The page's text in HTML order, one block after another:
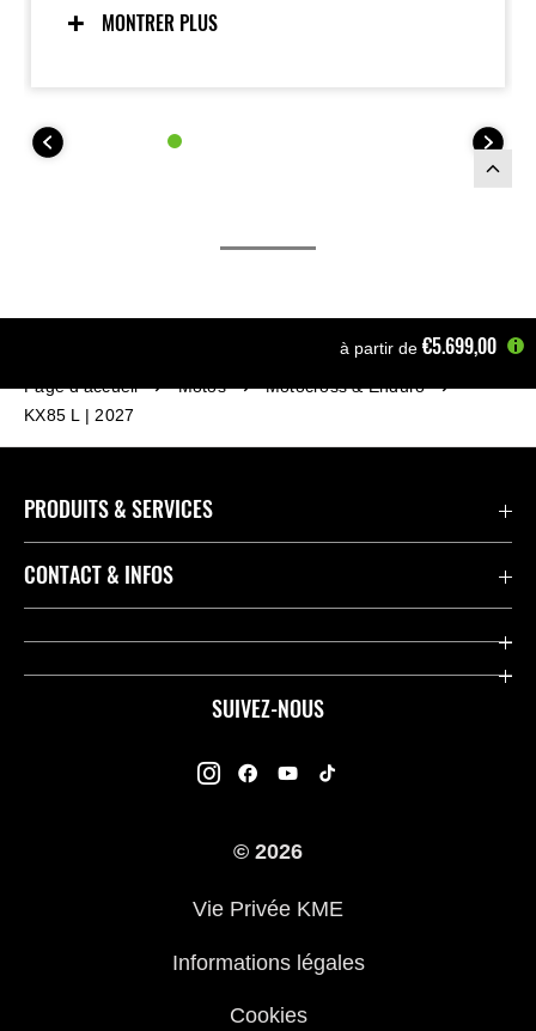
nouvelles fourches rigides et une suspension arrière
à grand débattement sont associées à un système
MONTRER PLUS
à partir de €5.699,00
Page d'accueil Motos
Motocross & Enduro
KX85 L | 2027
SUIVEZ-NOUS
PRODUITS & SERVICES
Accessoires & Pièces
Concessionnaires
Kawasaki Road Assistance
Questions Fréquemment Posées
CONTACT & INFOS
Contact
© 2026
Vie Privée KME
Informations légales
Cookies